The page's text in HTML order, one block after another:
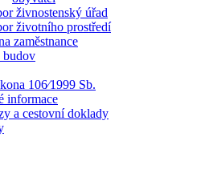
živnostenský úřad
životního prostředí
zaměstnance
budov
106⁄1999 Sb.
informace
a cestovní doklady